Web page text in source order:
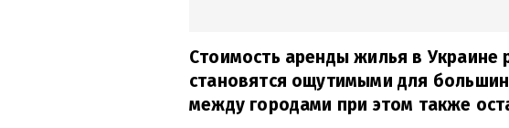
Стоимость аренды жилья в Украине
становятся ощутимыми для
между городами при этом также